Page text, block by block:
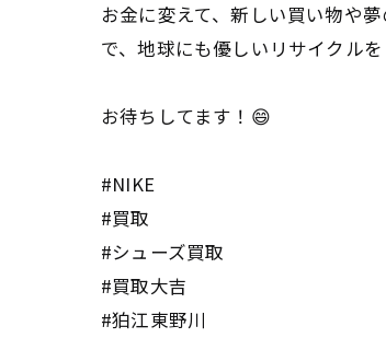
お金に変えて、新しい買い物や
で、地球にも優しいリサイクル
お待ちしてます！😄
#NIKE
#買取
#シューズ買取
#買取大吉
#狛江東野川